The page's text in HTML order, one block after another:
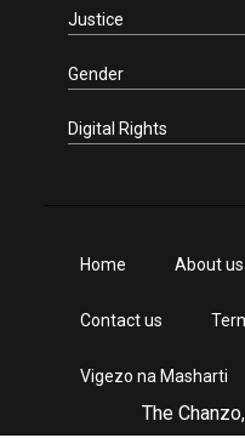
Justice
Gender
Digital Rights
The
Home About us
Contact us
Vigezo na Masharti